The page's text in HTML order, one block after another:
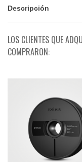
Descripción
LOS CLIENTES QUE
COMPRARON: